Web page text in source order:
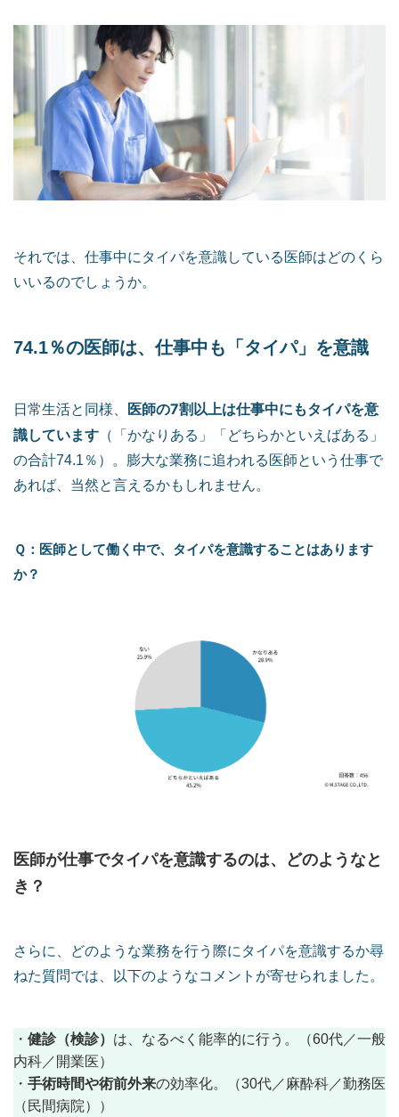
それでは、仕事中にタイパを意識している医師はどのくら
いいるのでしょうか。
74.1％の医師は、仕事中も「タイパ」を意識
日常生活と同様、 医師の7割以上は仕事中にもタイパを意
識しています （「かなりある」「どちらかといえばある」
の合計74.1％）。膨大な業務に追われる医師という仕事で
あれば、当然と言えるかもしれません。
Ｑ：医師として働く中で、タイパを意識することはあります
か？
医師が仕事でタイパを意識するのは、どのようなと
き？
さらに、どのような業務を行う際にタイパを意識するか尋
ねた質問では、以下のようなコメントが寄せられました。
・ 健診（検診） は、なるべく能率的に行う。（60代／一般
内科／開業医）
・ 手術時間や術前外来の効率化。（30代／麻酔科／勤務医
（民間病院））